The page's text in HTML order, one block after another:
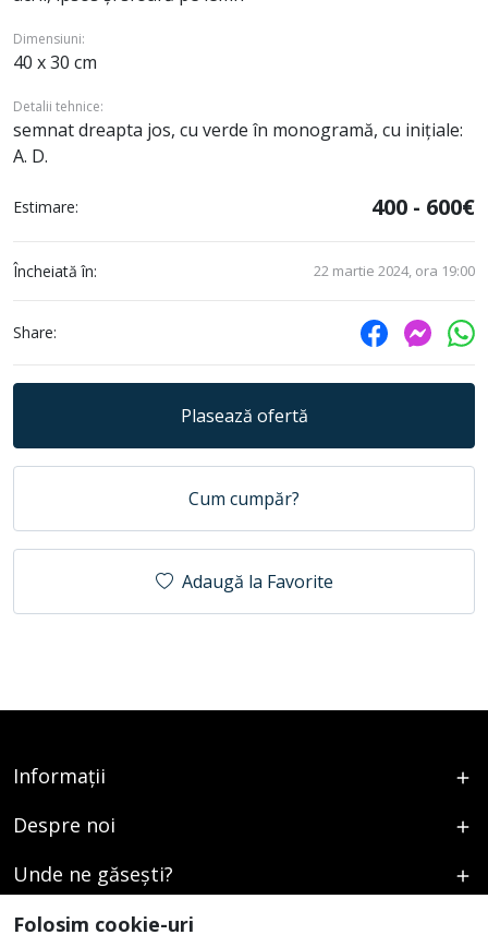
Dimensiuni:
40 x 30 cm
Detalii tehnice:
semnat dreapta jos, cu verde în monogramă, cu inițiale:
A. D.
Estimare: 400 - 600€
Încheiată în: 22 martie 2024, ora 19:00
Share:
Plasează ofertă
Cum cumpăr?
Adaugă la Favorite
Informații
Despre noi
Unde ne găsești?
Urmați-ne
Folosim cookie-uri